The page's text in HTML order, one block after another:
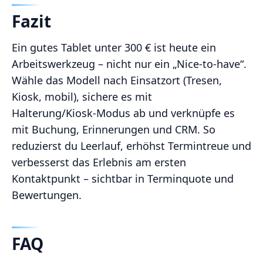
Fazit
Ein gutes Tablet unter 300 € ist heute ein
Arbeitswerkzeug – nicht nur ein „Nice‑to‑have“.
Wähle das Modell nach Einsatzort (Tresen,
Kiosk, mobil), sichere es mit
Halterung/Kiosk‑Modus ab und verknüpfe es
mit Buchung, Erinnerungen und CRM. So
reduzierst du Leerlauf, erhöhst Termintreue und
verbesserst das Erlebnis am ersten
Kontaktpunkt – sichtbar in Terminquote und
Bewertungen.
FAQ